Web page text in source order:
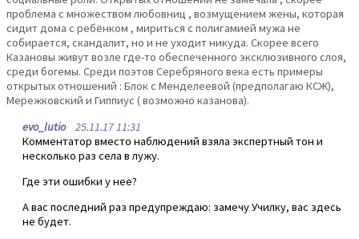
проблема с множеством любовниц , возмущением жены, которая
сидит дома с ребёнком , мириться с полигамией мужа не
собирается, скандалит, но и не уходит никуда. Скорее всего
Казановы живут возле где-то обеспеченного эксклюзивного слоя,
среди богемы. Среди поэтов Серебряного века есть примеры
открытых отношений : Блок с Менделеевой (предполагаю КСЖ),
Мережковский и Гиппиус ( возможно казанова).
evo_lutio25.11.17 11:31
Комментатор вместо наблюдений взяла экспертный тон и
несколько раз села в лужу.
Где эти ошибки у нее?
А вас последний раз предупреждаю: замечу Училку, вас здесь
не будет.